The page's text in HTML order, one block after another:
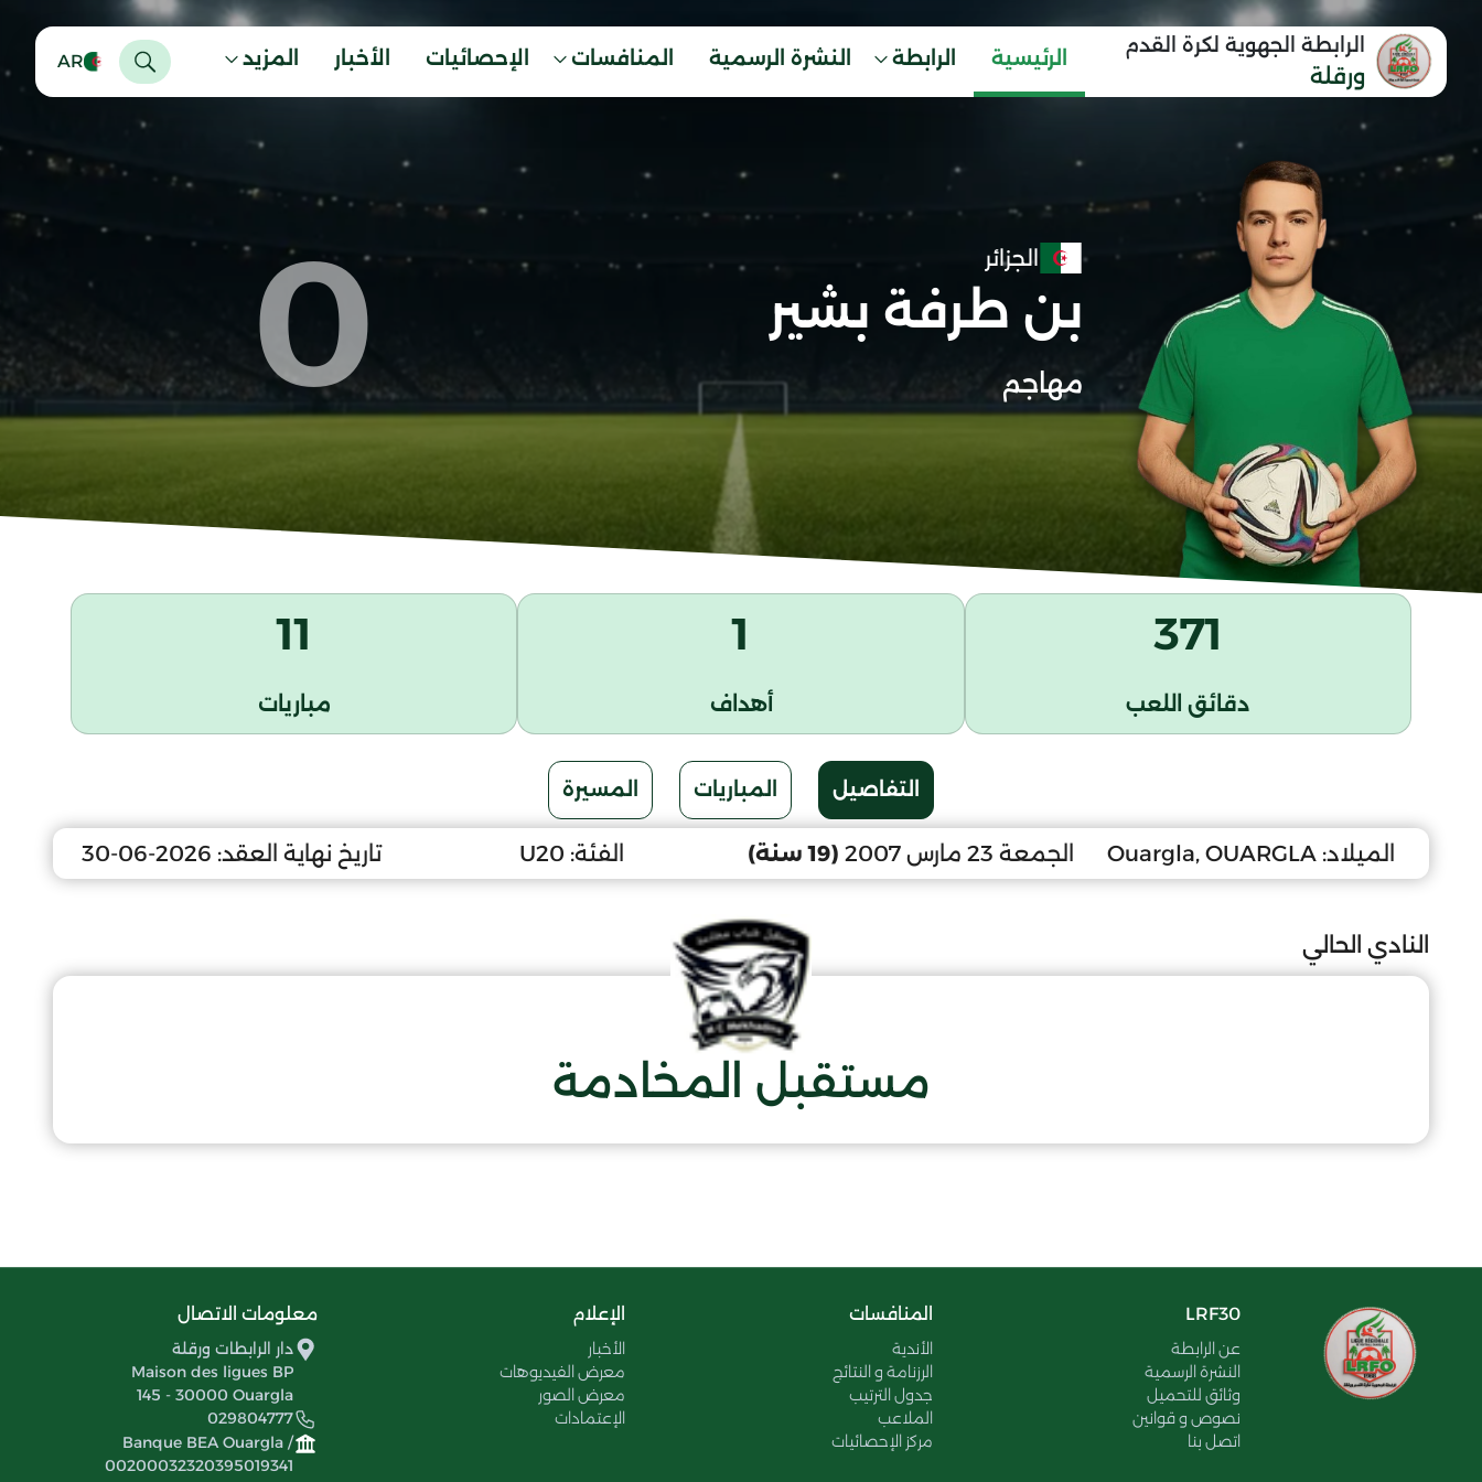
الرابطة الجهوية لكرة القدم
ورقلة
الرئيسية الرابطة النشرة الرسمية المنافسات الإحصائيات الأخبار المزيد AR
الجزائر
بن طرفة بشير
مهاجم 0
371
دقائق اللعب
1
أهداف
11
مباريات
التفاصيل المباريات المسيرة
الميلاد: Ouargla, OUARGLA الجمعة 23 مارس 2007 (19 سنة) الفئة: U20 تاريخ نهاية العقد: 2026-06-30
النادي الحالي
مستقبل المخادمة
LRF30
عن الرابطة
النشرة الرسمية
وثائق للتحميل
نصوص و قوانين
اتصل بنا
المنافسات
الأندية
الرزنامة و النتائج
جدول الترتيب
الملاعب
مركز الإحصائيات
الإعلام
الأخبار
معرض الفيديوهات
معرض الصور
الإعتمادات
معلومات الاتصال
دار الرابطات ورقلة
Maison des ligues BP
145 - 30000 Ouargla
029804777
Banque BEA Ouargla /
00200032320395019341